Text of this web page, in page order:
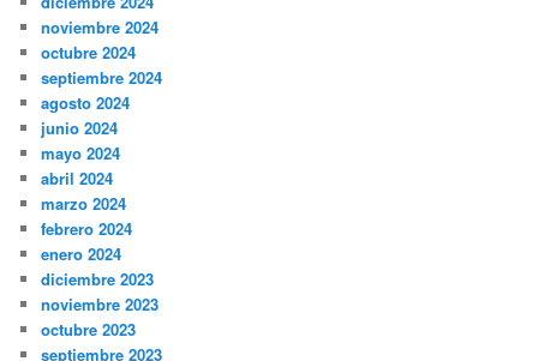
noviembre 2024
octubre 2024
septiembre 2024
agosto 2024
junio 2024
mayo 2024
abril 2024
marzo 2024
febrero 2024
enero 2024
diciembre 2023
noviembre 2023
octubre 2023
septiembre 2023